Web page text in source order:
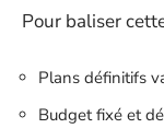
Pour baliser
Plans définitifs
Budget fixé et